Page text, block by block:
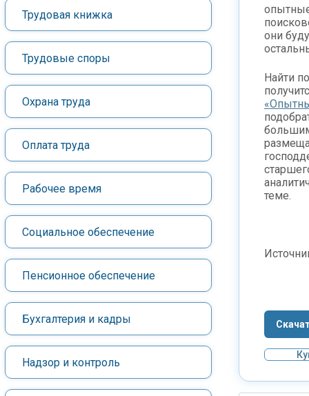
Трудовая книжка
Трудовые споры
Охрана труда
Оплата труда
Рабочее время
Социальное обеспечение
Пенсионное обеспечение
Бухгалтерия и кадры
Надзор и контроль
они
Найти
теме.